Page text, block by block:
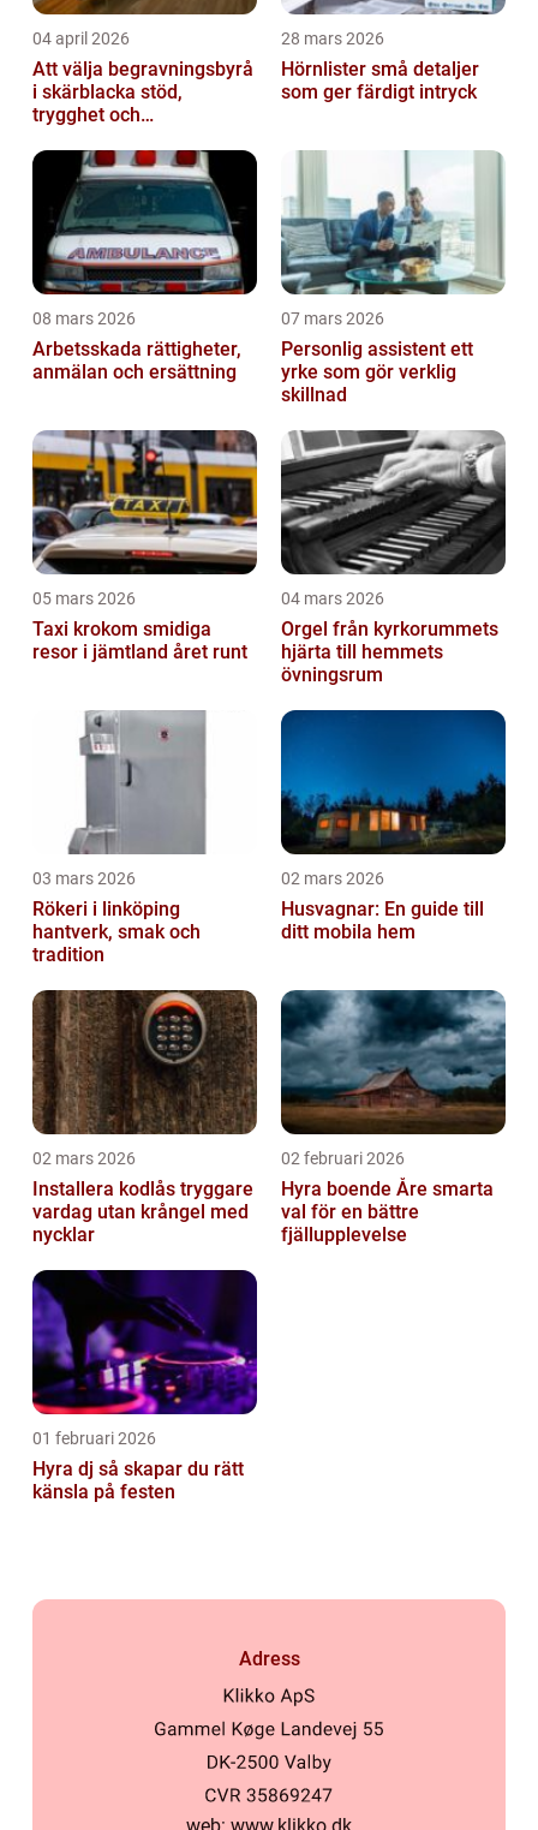
04 april 2026
Att välja begravningsbyrå
i skärblacka stöd,
trygghet och
28 mars 2026
Hörnlister små detaljer
som ger färdigt intryck
08 mars 2026
Arbetsskada rättigheter,
anmälan och ersättning
07 mars 2026
Personlig assistent ett
yrke som gör verklig
skillnad
05 mars 2026
Taxi krokom smidiga
resor i jämtland året runt
04 mars 2026
Orgel från kyrkorummets
hjärta till hemmets
övningsrum
03 mars 2026
Rökeri i linköping
hantverk, smak och
tradition
02 mars 2026
Husvagnar: En guide till
ditt mobila hem
02 mars 2026
Installera kodlås tryggare
vardag utan krångel med
nycklar
02 februari 2026
Hyra boende Åre smarta
val för en bättre
fjällupplevelse
01 februari 2026
Hyra dj så skapar du rätt
känsla på festen
Adress